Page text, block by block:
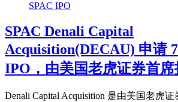
SPAC IPO
SPAC Denali Capital
Acquisition(DECAU) 申请
IPO，由美国老虎证券首
Denali Capital Acquisition 是由美国老虎证